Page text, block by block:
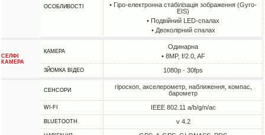
ОСОБЛИВОСТІ
• Гіро-електронна стабілізація зображення (Gyro-
EIS)
• Подвійний LED-спалах
• Двоколірний спалах
СЕЛФІ
КАМЕРА
КАМЕРА
Одинарна
• 8MP, f/2.0, AF
ЗЙОМКА ВІДЕО 1080p - 30fps
СЕНСОРИ
гіроскоп, акселерометр, наближення, компас,
барометр
WI-FI IEEE 802.11 a/b/g/n/ac
BLUETOOTH v 4.2